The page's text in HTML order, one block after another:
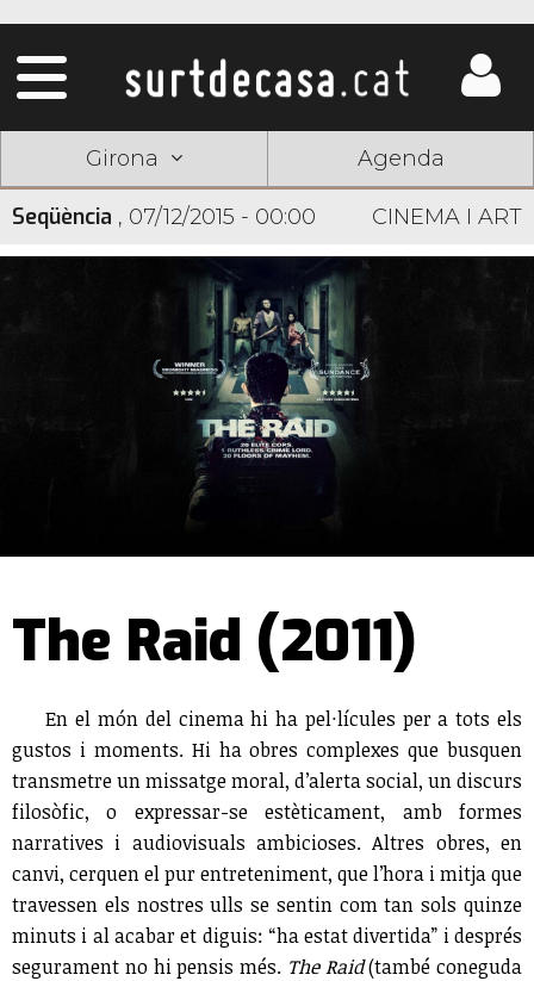
Girona Agenda
Seqüència , 07/12/2015 - 00:00 CINEMA I ART
The Raid (2011)
En el món del cinema hi ha pel·lícules per a tots els
gustos i moments. Hi ha obres complexes que busquen
transmetre un missatge moral, d’alerta social, un discurs
filosòfic, o expressar-se estèticament, amb formes
narratives i audiovisuals ambicioses. Altres obres, en
canvi, cerquen el pur entreteniment, que l’hora i mitja que
travessen els nostres ulls se sentin com tan sols quinze
minuts i al acabar et diguis: “ha estat divertida” i després
segurament no hi pensis més. The Raid(també coneguda